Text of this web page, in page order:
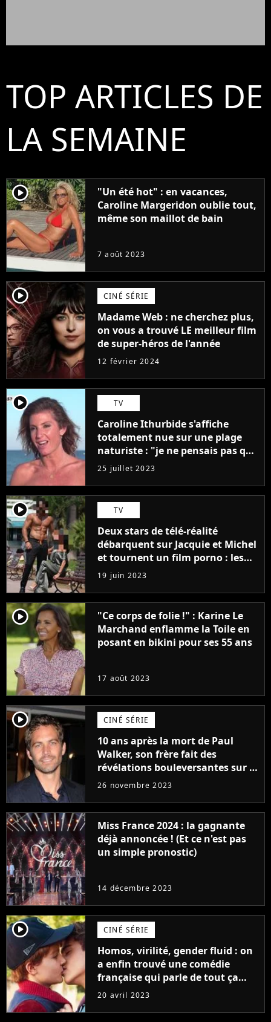
TOP ARTICLES DE
LA SEMAINE
player2
"Un été hot" : en vacances,
Caroline Margeridon oublie tout,
même son maillot de bain
7 août 2023
player2 CINÉ SÉRIE
Madame Web : ne cherchez plus,
on vous a trouvé LE meilleur film
de super-héros de l'année
12 février 2024
player2 TV
Caroline Ithurbide s'affiche
totalement nue sur une plage
naturiste : "je ne pensais pas que
j'arriverais à le faire..."
25 juillet 2023
player2 TV
Deux stars de télé-réalité
débarquent sur Jacquie et Michel
et tournent un film porno : les
premières images du tournage
(exclu)
19 juin 2023
player2
"Ce corps de folie !" : Karine Le
Marchand enflamme la Toile en
posant en bikini pour ses 55 ans
17 août 2023
player2 CINÉ SÉRIE
10 ans après la mort de Paul
Walker, son frère fait des
révélations bouleversantes sur la
réaction des acteurs de Fast and
26 novembre 2023
Miss France 2024 : la gagnante
déjà annoncée ! (Et ce n'est pas
un simple pronostic)
14 décembre 2023
player2 CINÉ SÉRIE
Homos, virilité, gender fluid : on
a enfin trouvé une comédie
française qui parle de tout ça
sans être super ringarde
20 avril 2023